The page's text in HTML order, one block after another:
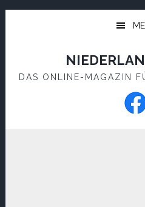
Skip
Skip
DAS ONLINE-MAGAZIN